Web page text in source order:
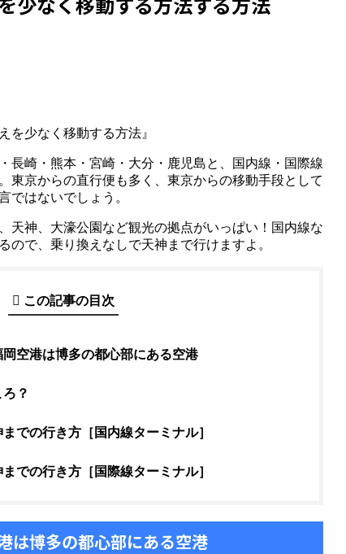
を少なく移動する方法』
長崎・熊本・宮崎・大分・鹿児島と、国内線・国際線
東京からの直行便も多く、東京からの移動手段として
ではないでしょう。
天神、大濠公園など観光の拠点がいっぱい！国内線な
ので、乗り換えなしで天神まで行けますよ。
この記事の目次
空港は博多の都心部にある空港
？
での行き方［国内線ターミナル］
での行き方［国際線ターミナル］
は博多の都心部にある空港